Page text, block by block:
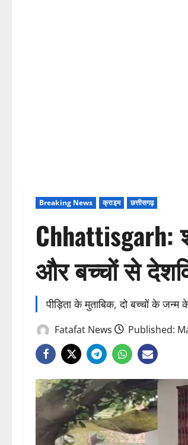
Breaking News क्राइम छत्तीसगढ़
Chhattisgarh:
और बच्चों से
पीड़िता के मुताबिक, दो बच्चों के जन्म
Fatafat News Published: